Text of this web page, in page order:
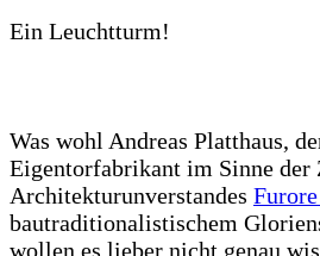
Ein Leuchtturm!
Was wohl Andreas Platthaus,
Eigentorfabrikant im Sinne der
Architekturunverstandes
bautraditionalistischem
wollen es lieber nicht genau